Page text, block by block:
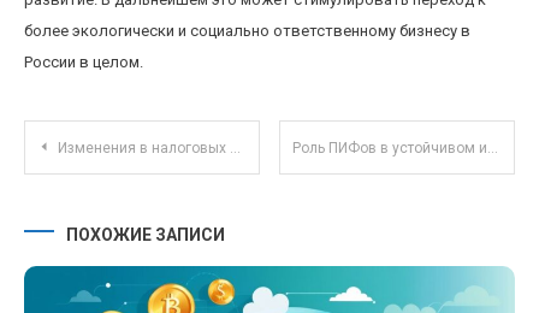
более экологически и социально ответственному бизнесу в
России в целом.
Навигация по записям
Изменения в налоговых льготах для малого бизнеса в 2025 году Роль ПИФов в устойчивом инвестировании: как выбрать экологичный фонд в 2025 году
ПОХОЖИЕ ЗАПИСИ